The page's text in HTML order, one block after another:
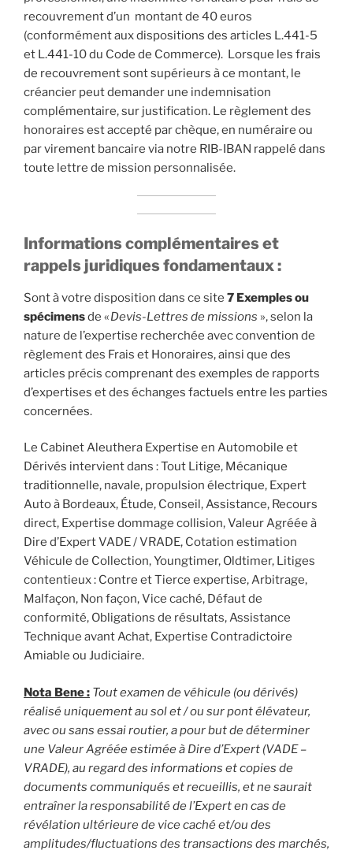
recouvrement d’un montant de 40 euros
(conformément aux dispositions des articles L.441-5
et L.441-10 du Code de Commerce). Lorsque les frais
de recouvrement sont supérieurs à ce montant, le
créancier peut demander une indemnisation
complémentaire, sur justification. Le règlement des
honoraires est accepté par chèque, en numéraire ou
par virement bancaire via notre RIB-IBAN rappelé dans
toute lettre de mission personnalisée.
Informations complémentaires et
rappels juridiques fondamentaux :
Sont à votre disposition dans ce site 7 Exemples ou
spécimensde «Devis-Lettres de missions », selon la
nature de l’expertise recherchée avec convention de
règlement des Frais et Honoraires, ainsi que des
articles précis comprenant des exemples de rapports
d’expertises et des échanges factuels entre les parties
concernées.
Le Cabinet Aleuthera Expertise en Automobile et
Dérivés intervient dans : Tout Litige, Mécanique
traditionnelle, navale, propulsion électrique, Expert
Auto à Bordeaux, Étude, Conseil, Assistance, Recours
direct, Expertise dommage collision, Valeur Agréée à
Dire d’Expert VADE / VRADE, Cotation estimation
Véhicule de Collection, Youngtimer, Oldtimer, Litiges
contentieux : Contre et Tierce expertise, Arbitrage,
Malfaçon, Non façon, Vice caché, Défaut de
conformité, Obligations de résultats, Assistance
Technique avant Achat, Expertise Contradictoire
Amiable ou Judiciaire.
Nota Bene : Tout examen de véhicule (ou dérivés)
réalisé uniquement au sol et / ou sur pont élévateur,
avec ou sans essai routier, a pour but de déterminer
une Valeur Agréée estimée à Dire d’Expert (VADE –
VRADE), au regard des informations et copies de
documents communiqués et recueillis, et ne saurait
entraîner la responsabilité de l’Expert en cas de
révélation ultérieure de vice caché et/ou des
amplitudes/fluctuations des transactions des marchés,